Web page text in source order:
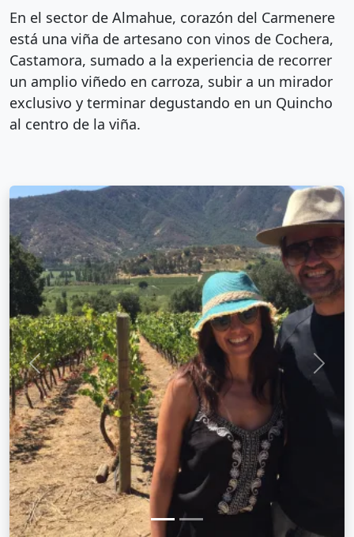
En el sector de Almahue, corazón del Carmenere
está una viña de artesano con vinos de Cochera,
Castamora, sumado a la experiencia de recorrer
un amplio viñedo en carroza, subir a un mirador
exclusivo y terminar degustando en un Quincho
al centro de la viña.
Anterior